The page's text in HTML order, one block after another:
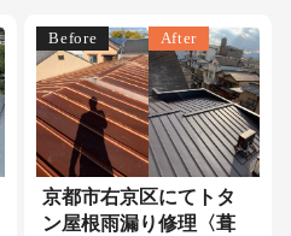
Before After
京都市右京区にてトタ
ン屋根雨漏り修理〈葺